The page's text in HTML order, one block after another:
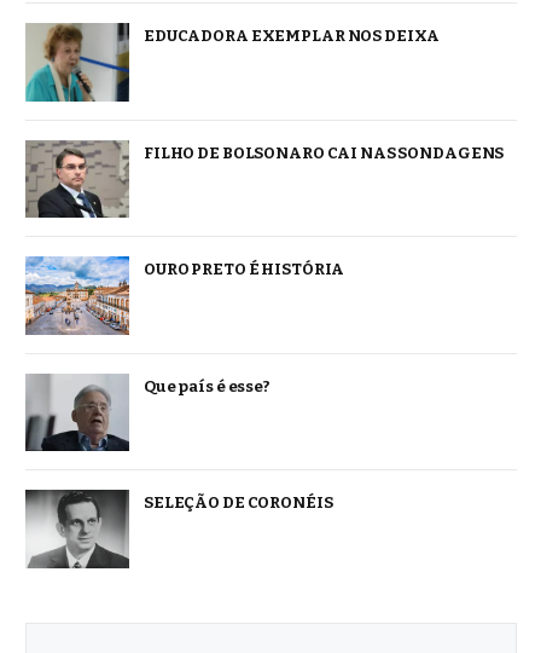
EDUCADORA EXEMPLAR NOS DEIXA
FILHO DE BOLSONARO CAI NAS SONDAGENS
OURO PRETO É HISTÓRIA
Que país é esse?
SELEÇÃO DE CORONÉIS